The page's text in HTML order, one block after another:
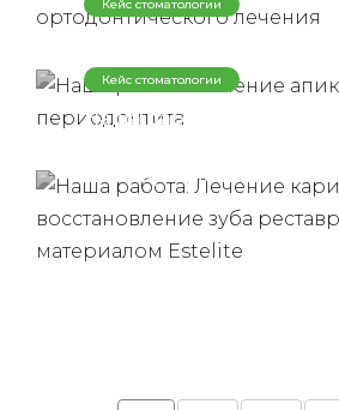
Кейс стоматологии
периодонтита
Кейс стоматологии
Наша работа: Лечение
реставрационным
Estelite